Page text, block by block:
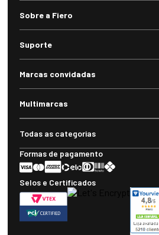
Sobre a Fiero
Suporte
Marcas convidadas
Multimarcas
Todas as categorias
Formas de pagamento
Selos e Certificados